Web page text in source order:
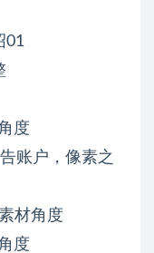
01
度
账户，像素之
材角度
度